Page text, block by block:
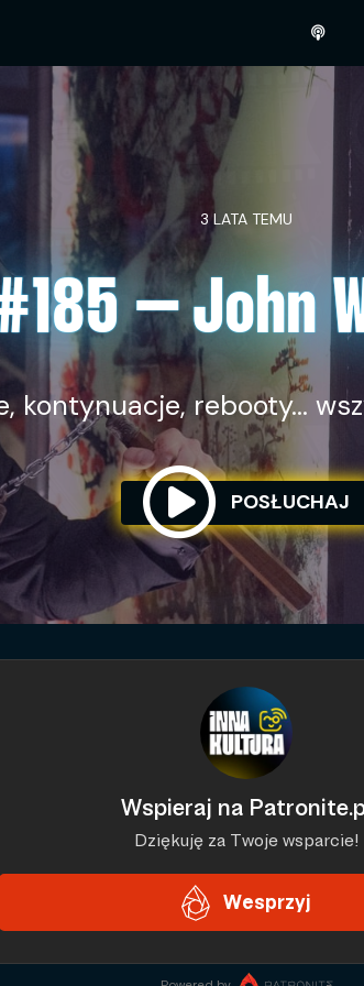
3 LATA TEMU
– John
kontynuacje, rebooty…
POSŁUCHAJ